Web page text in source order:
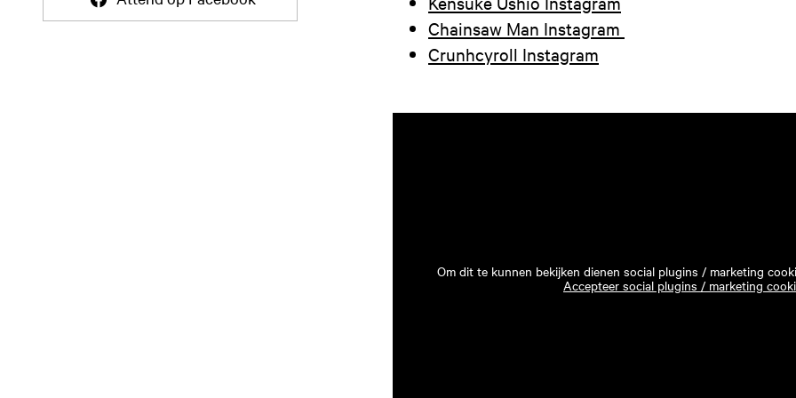
Chainsaw Man Instagram
Crunhcyroll Instagram
Om dit te kunnen bekijken dienen social plugins / marketing
Accepteer social plugins / marketing